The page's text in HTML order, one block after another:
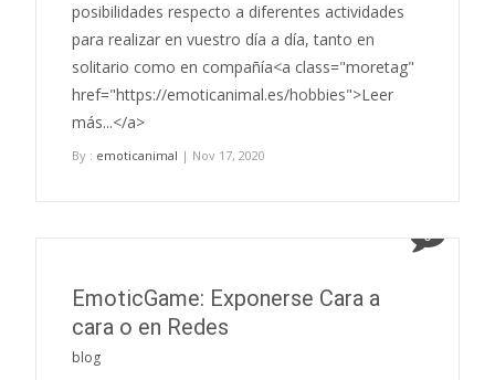
posibilidades respecto a diferentes actividades
para realizar en vuestro día a día, tanto en
solitario como en compañía<a class="moretag"
href="https://emoticanimal.es/hobbies">Leer
más...</a>
By : emoticanimal | Nov 17, 2020
0
EmoticGame: Exponerse Cara a
cara o en Redes
blog